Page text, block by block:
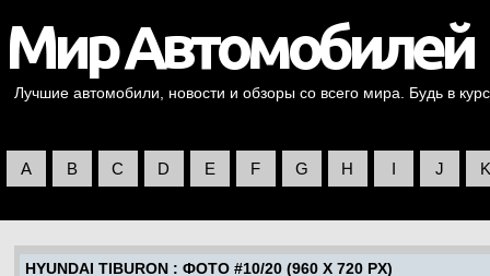
Лучшие автомобили, новости и обзоры со всего мира. Будь в
A B C D E F G H I J K
HYUNDAI TIBURON : ФОТО #10/20 (960 X 720 PX)